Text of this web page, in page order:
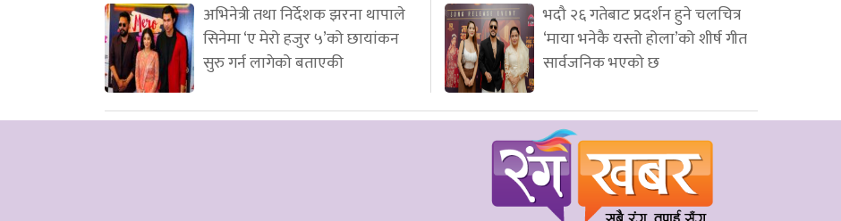
अभिनेत्री तथा निर्देशक झरना थापाले
सिनेमा ‘ए मेरो हजुर ५’को छायांकन
सुरु गर्न लागेको बताएकी
भदौ २६ गतेबाट प्रदर्शन हुने चलचित्र
‘माया भनेकै यस्तो होला’को शीर्ष गीत
सार्वजनिक भएको छ